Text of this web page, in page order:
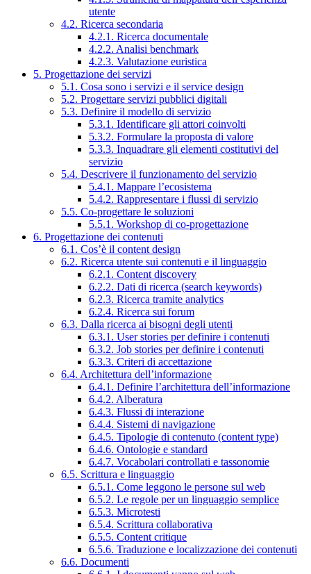
utente
4.2. Ricerca secondaria
4.2.1. Ricerca documentale
4.2.2. Analisi benchmark
4.2.3. Valutazione euristica
5. Progettazione dei servizi
5.1. Cosa sono i servizi e il service design
5.2. Progettare servizi pubblici digitali
5.3. Definire il modello di servizio
5.3.1. Identificare gli attori coinvolti
5.3.2. Formulare la proposta di valore
5.3.3. Inquadrare gli elementi costitutivi del
servizio
5.4. Descrivere il funzionamento del servizio
5.4.1. Mappare l’ecosistema
5.4.2. Rappresentare i flussi di servizio
5.5. Co-progettare le soluzioni
5.5.1. Workshop di co-progettazione
6. Progettazione dei contenuti
6.1. Cos’è il content design
6.2. Ricerca utente sui contenuti e il linguaggio
6.2.1. Content discovery
6.2.2. Dati di ricerca (search keywords)
6.2.3. Ricerca tramite analytics
6.2.4. Ricerca sui forum
6.3. Dalla ricerca ai bisogni degli utenti
6.3.1. User stories per definire i contenuti
6.3.2. Job stories per definire i contenuti
6.3.3. Criteri di accettazione
6.4. Architettura dell’informazione
6.4.1. Definire l’architettura dell’informazione
6.4.2. Alberatura
6.4.3. Flussi di interazione
6.4.4. Sistemi di navigazione
6.4.5. Tipologie di contenuto (content type)
6.4.6. Ontologie e standard
6.4.7. Vocabolari controllati e tassonomie
6.5. Scrittura e linguaggio
6.5.1. Come leggono le persone sul web
6.5.2. Le regole per un linguaggio semplice
6.5.3. Microtesti
6.5.4. Scrittura collaborativa
6.5.5. Content critique
6.5.6. Traduzione e localizzazione dei contenuti
6.6. Documenti